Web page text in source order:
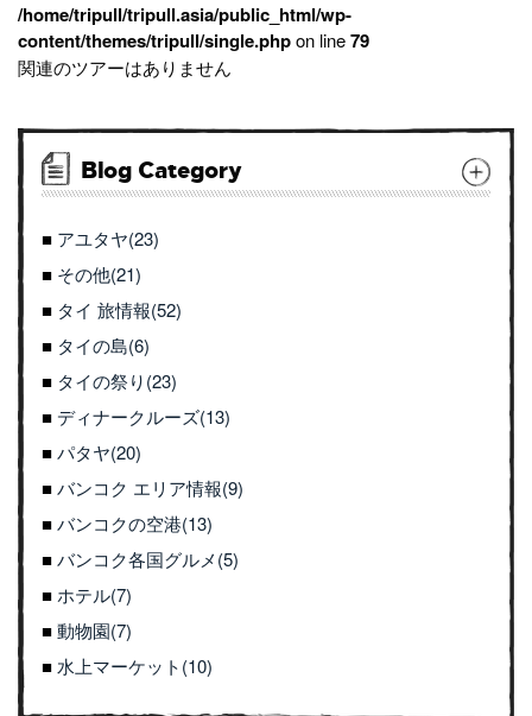
/home/tripull/tripull.asia/public_html/wp-
content/themes/tripull/single.phpon line79
関連のツアーはありません
Blog Category
アユタヤ(23)
その他(21)
タイ 旅情報(52)
タイの島(6)
タイの祭り(23)
ディナークルーズ(13)
パタヤ(20)
バンコク エリア情報(9)
バンコクの空港(13)
バンコク各国グルメ(5)
ホテル(7)
動物園(7)
水上マーケット(10)